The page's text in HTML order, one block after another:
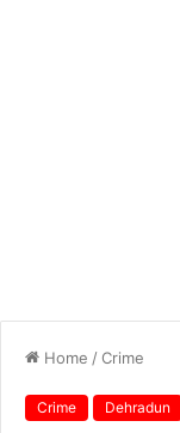
Home /Crime
Crime Dehradun